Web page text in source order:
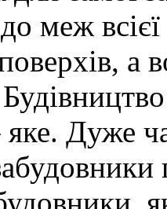
меж
а
Дуже